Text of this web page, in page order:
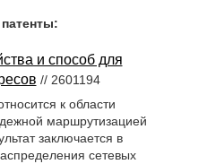
и способ для
// 2601194
к области
маршрутизацией
заключается в
сетевых